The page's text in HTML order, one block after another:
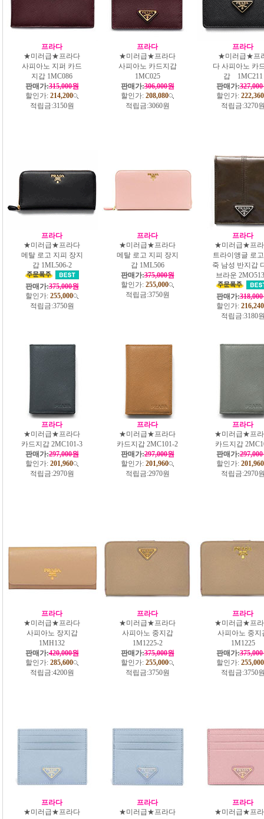
프라다
★미러급★프라다
사피아노 지퍼 카드
지갑 1MC086
판매가:315,000원
할인가: 214,200
적립금:3150원
프라다
★미러급★프라다
사피아노 카드지갑
1MC025
판매가:306,000원
할인가: 208,080
적립금:3060원
프라다
★미러급★프
다 사피아노 카
갑 1MC211
판매가:
할인가: 222,360
적립금:3270
프라다
★미러급★프라다
메탈 로고 지피 장지
갑 1ML506-2
판매가:375,000원
할인가: 255,000
적립금:3750원
프라다
★미러급★프라다
메탈 로고 지피 장지
갑 1ML506
판매가:375,000원
할인가: 255,000
적립금:3750원
프라다
★미러급★프
트라이앵글 로
죽 남성 반지갑
브라운
판매가:
할인가: 216,240
적립금:3180
프라다
★미러급★프라다
카드지갑 2MC101-3
판매가:297,000원
할인가: 201,960
적립금:2970원
프라다
★미러급★프라다
카드지갑 2MC101-2
판매가:297,000원
할인가: 201,960
적립금:2970원
프라다
★미러급★프
카드지갑
판매가:
할인가: 201,960
적립금:2970
프라다
★미러급★프라다
사피아노 장지갑
1MH132
판매가:420,000원
할인가: 285,600
적립금:4200원
프라다
★미러급★프라다
사피아노 중지갑
1M1225-2
판매가:375,000원
할인가: 255,000
적립금:3750원
프라다
★미러급★프
사피아노 중지
1M1225
판매가:
할인가: 255,000
적립금:3750
프라다
★미러급★프라다
프라다
★미러급★프라다
프라다
★미러급★프